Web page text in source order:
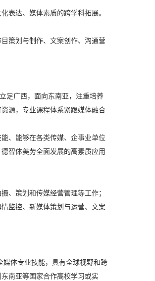
表达、媒体素质的跨学科拓展。
策划与制作、文案创作、沟通营
足广西，面向东南亚，注重培养
源，专业课程体系紧跟媒体融合
、能够在各类传媒、企事业单位
智体美劳全面发展的高素质应用
、策划和传媒经营管理等工作；
监控、新媒体策划与运营、文案
媒体专业技能，具有全球视野和跨
南亚等国家合作高校学习或实